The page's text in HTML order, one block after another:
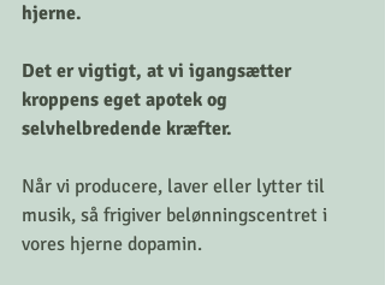
hjerne.
Det er vigtigt, at vi igangsætter
kroppens eget apotek og
selvhelbredende kræfter.
Når vi producere, laver eller lytter til
musik, så frigiver belønningscentret i
vores hjerne dopamin.